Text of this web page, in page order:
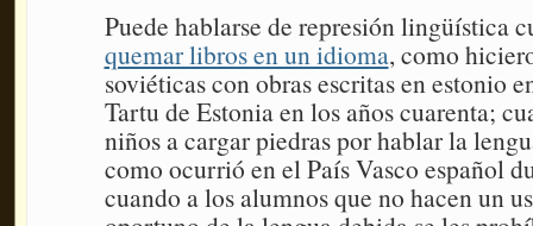
Puede hablarse de represión lingüística
quemar libros en un idioma, como
soviéticas con obras escritas en estonio
Tartu de Estonia en los años cuarenta;
niños a cargar piedras por hablar la
como ocurrió en el País Vasco español
cuando a los alumnos que no hacen un